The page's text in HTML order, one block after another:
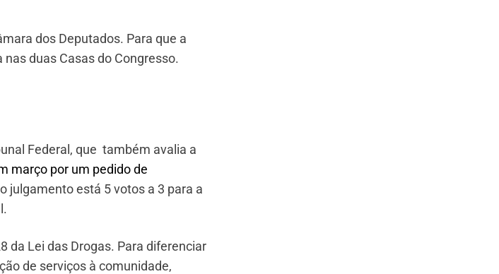
dos Deputados. Para que a
duas Casas do Congresso.
Federal, que também avalia a
março por um pedido de
julgamento está 5 votos a 3 para a
da Lei das Drogas. Para diferenciar
de serviços à comunidade,